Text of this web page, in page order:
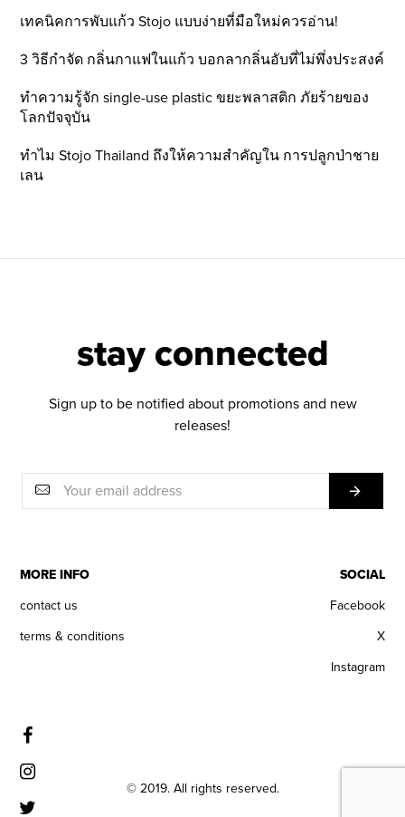
เทคนิคการพับแก้ว Stojo แบบง่ายที่มือใหม่ควรอ่าน!
3 วิธีกำจัด กลิ่นกาแฟในแก้ว บอกลากลิ่นอับที่ไม่พึ่งประสงค์
ทำความรู้จัก single-use plastic ขยะพลาสติก ภัยร้ายของ
โลกปัจจุบัน
ทำไม Stojo Thailand ถึงให้ความสำคัญใน การปลูกป่าชาย
เลน
stay connected
Sign up to be notified about promotions and new
releases!
MORE INFO
contact us
terms & conditions
SOCIAL
Facebook
X
Instagram
© 2019. All rights reserved.